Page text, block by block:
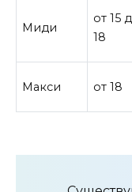
Миди
от 15
18
Макси от 18